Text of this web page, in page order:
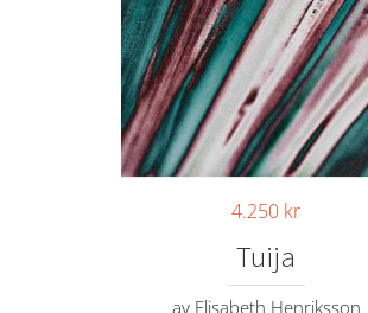
4.250 kr
Tuija
av Elisabeth Henriksson